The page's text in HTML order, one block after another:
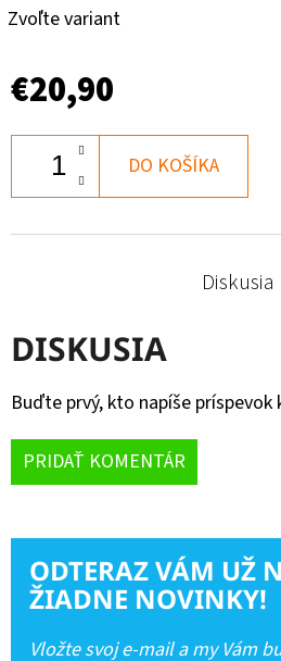
Zvoľte variant
€20,90
DO KOŠÍKA
Diskusia
DISKUSIA
Buďte prvý, kto napíše
PRIDAŤ KOMENTÁR
ODTERAZ VÁM UŽ
ŽIADNE NOVINKY!
Vložte svoj e-mail a my Vám